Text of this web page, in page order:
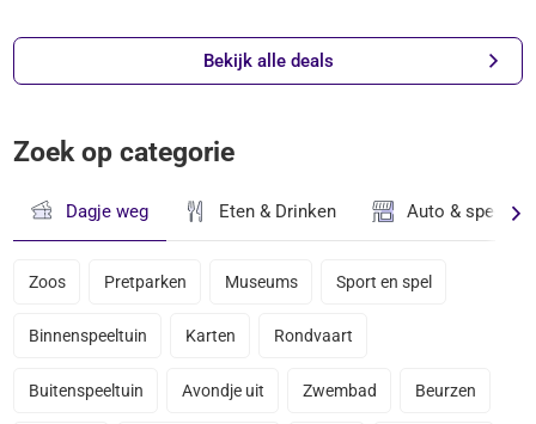
Bekijk alle deals
Zoek op categorie
Dagje weg Eten & Drinken Auto &
Zoos Pretparken Museums Sport en spel
Binnenspeeltuin Karten Rondvaart
Buitenspeeltuin Avondje uit Zwembad Beurzen